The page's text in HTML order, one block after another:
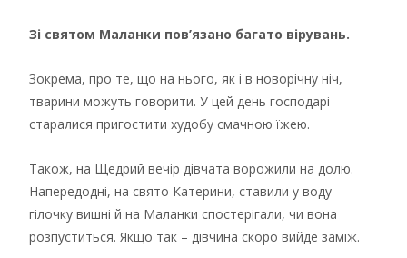
Зі святом Маланки пов’язано багато вірувань.
Зокрема, про те, що на нього, як і в новорічну ніч,
тварини можуть говорити. У цей день господарі
старалися пригостити худобу смачною їжею.
Також, на Щедрий вечір дівчата ворожили на долю.
Напередодні, на свято Катерини, ставили у воду
гілочку вишні й на Маланки спостерігали, чи вона
розпуститься. Якщо так – дівчина скоро вийде заміж.